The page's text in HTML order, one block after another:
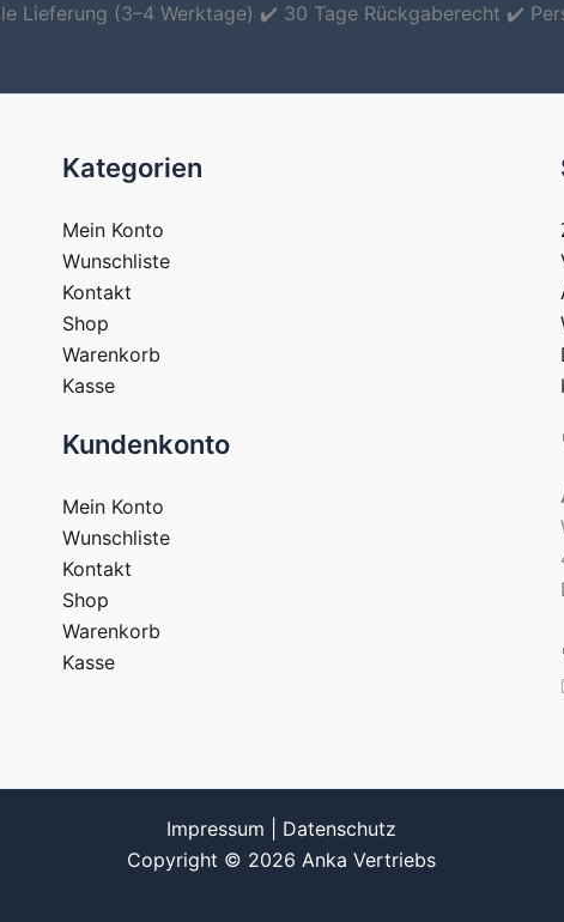
Lieferung (3–4 Werktage) ✔️ 30 Tage Rückgaberecht ✔️
Kategorien
Mein Konto
Wunschliste
Kontakt
Shop
Warenkorb
Kasse
Kundenkonto
Mein Konto
Wunschliste
Kontakt
Shop
Warenkorb
Kasse
Impressum
Datenschutz
Copyright © 2026 Anka Vertriebs